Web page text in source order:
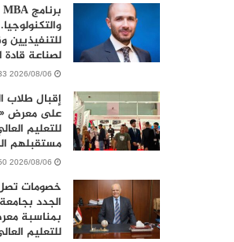
للتنفيذيين
لصناعة
2026/08/06 11:51:33 مساءً
إقبال طلاب
على معرض
للتعليم
مستقبلهم
2026/08/06 3:11:50 مساءً
الجدد
بمناسبة
للتعليم